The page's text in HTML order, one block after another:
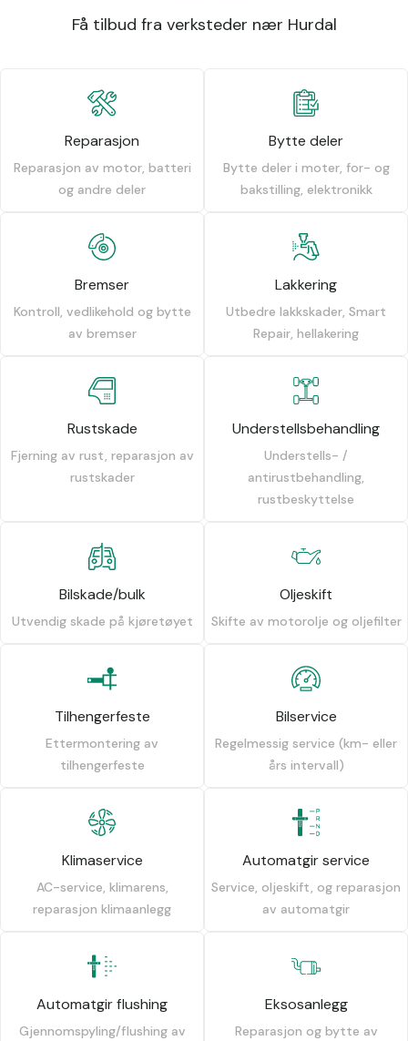
Få tilbud fra verksteder nær Hurdal
Reparasjon
Reparasjon av motor, batteri
og andre deler
Bytte deler
Bytte deler i moter, for- og
bakstilling, elektronikk
Bremser
Kontroll, vedlikehold og bytte
av bremser
Lakkering
Utbedre lakkskader, Smart
Repair, hellakering
Rustskade
Fjerning av rust, reparasjon av
rustskader
Understellsbehandling
Understells- /
antirustbehandling,
rustbeskyttelse
Bilskade/bulk
Utvendig skade på kjøretøyet
Oljeskift
Skifte av motorolje og oljefilter
Tilhengerfeste
Ettermontering av
tilhengerfeste
Bilservice
Regelmessig service (km- eller
års intervall)
Klimaservice
AC-service, klimarens,
reparasjon klimaanlegg
Automatgir service
Service, oljeskift, og reparasjon
av automatgir
Automatgir flushing
Gjennomspyling/flushing av
Eksosanlegg
Reparasjon og bytte av